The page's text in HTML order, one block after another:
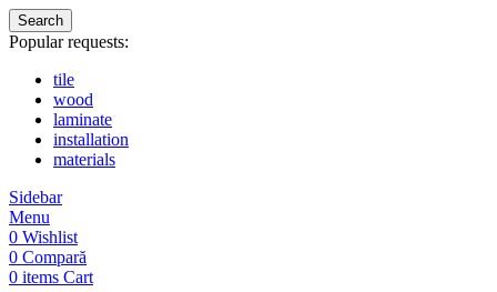
Search
Popular requests:
tile
wood
laminate
installation
materials
Sidebar
Menu
0 Wishlist
0 Compară
0 items Cart